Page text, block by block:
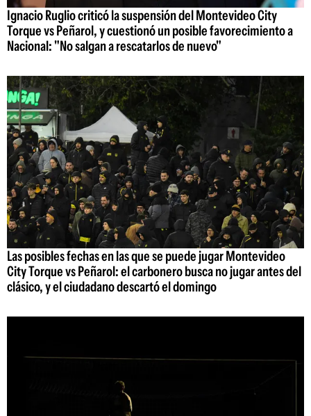
Ignacio Ruglio criticó la suspensión del Montevideo City
Torque vs Peñarol, y cuestionó un posible favorecimiento a
Nacional: "No salgan a rescatarlos de nuevo"
Las posibles fechas en las que se puede jugar Montevideo
City Torque vs Peñarol: el carbonero busca no jugar antes del
clásico, y el ciudadano descartó el domingo